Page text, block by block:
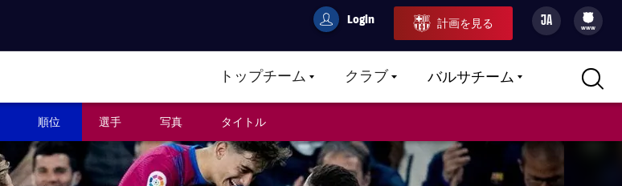
userCulers
Login 計画を見る JA
filled-badge
www
トップチームLABEL.ARIA.CARETDOWN
クラブLABEL.ARIA.CARETDOWN
バルサチームLABEL.ARIA.CARETDOWN
順位 選手 写真 タイトル